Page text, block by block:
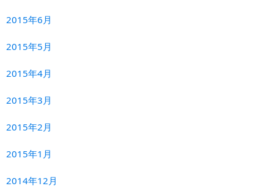
2015年6月
2015年5月
2015年4月
2015年3月
2015年2月
2015年1月
2014年12月